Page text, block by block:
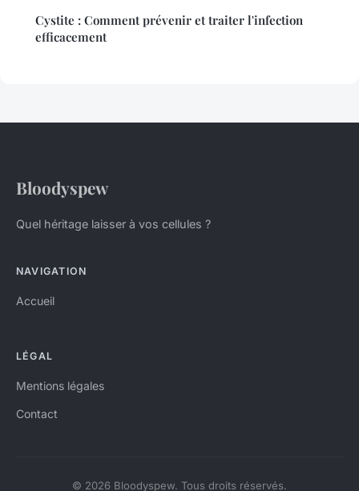
Cystite : Comment prévenir et traiter l'infection
efficacement
Bloodyspew
Quel héritage laisser à vos cellules ?
NAVIGATION
Accueil
LÉGAL
Mentions légales
Contact
© 2026 Bloodyspew. Tous droits réservés.